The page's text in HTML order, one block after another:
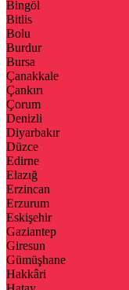
Bingöl
Bitlis
Bolu
Burdur
Bursa
Çanakkale
Çankırı
Çorum
Denizli
Diyarbakır
Düzce
Edirne
Elazığ
Erzincan
Erzurum
Eskişehir
Gaziantep
Giresun
Gümüşhane
Hakkâri